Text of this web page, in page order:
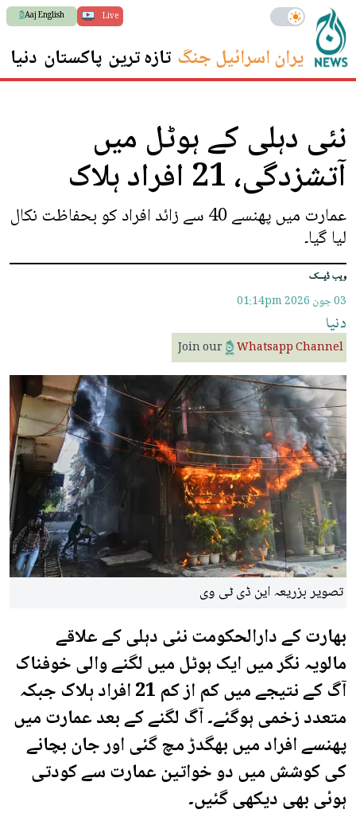
Live
Aaj English
ایران اسرائیل جنگ تازہ ترین پاکستان دنیا
نئی دہلی کے ہوٹل میں
آتشزدگی، 21 افراد ہلاک
عمارت میں پھنسے 40 سے زائد افراد کو بحفاظت نکال
لیا گیا۔
ویب ڈیسک
03 جون 2026 01:14pm
دنیا
Join our Whatsapp Channel
تصویر بزریعہ این ڈی ٹی وی
بھارت کے دارالحکومت نئی دہلی کے علاقے
مالویہ نگر میں ایک ہوٹل میں لگنے والی خوفناک
آگ کے نتیجے میں کم از کم 21 افراد ہلاک جبکہ
متعدد زخمی ہوگئے۔ آگ لگنے کے بعد عمارت میں
پھنسے افراد میں بھگدڑ مچ گئی اور جان بچانے
کی کوشش میں دو خواتین عمارت سے کودتی
ہوئی بھی دیکھی گئیں۔